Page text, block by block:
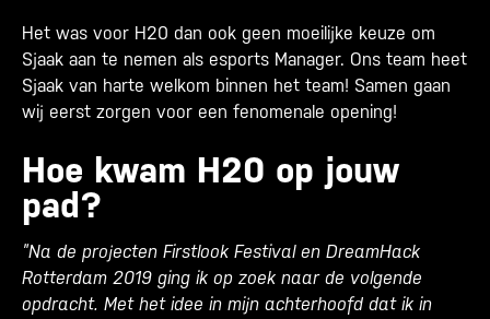
Het was voor H20 dan ook geen moeilijke keuze om
Sjaak aan te nemen als esports Manager. Ons team heet
Sjaak van harte welkom binnen het team! Samen gaan
wij eerst zorgen voor een fenomenale opening!
Hoe kwam H20 op jouw
pad?
”Na de projecten Firstlook Festival en DreamHack
Rotterdam 2019 ging ik op zoek naar de volgende
opdracht. Met het idee in mijn achterhoofd dat ik in